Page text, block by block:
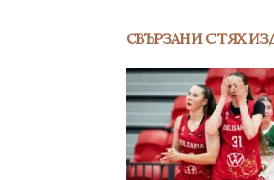
СВЪРЗАНИ С ТЯХ